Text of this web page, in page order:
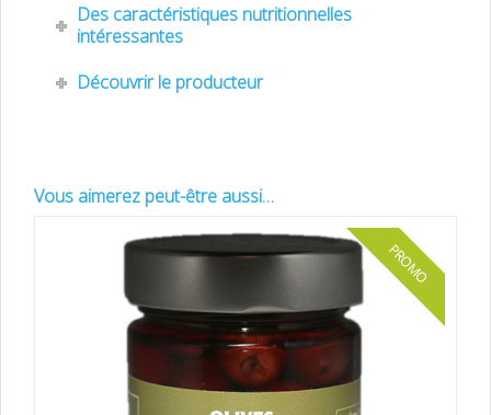
Des caractéristiques nutritionnelles
intéressantes
Découvrir le producteur
Vous aimerez peut-être aussi…
PROMO